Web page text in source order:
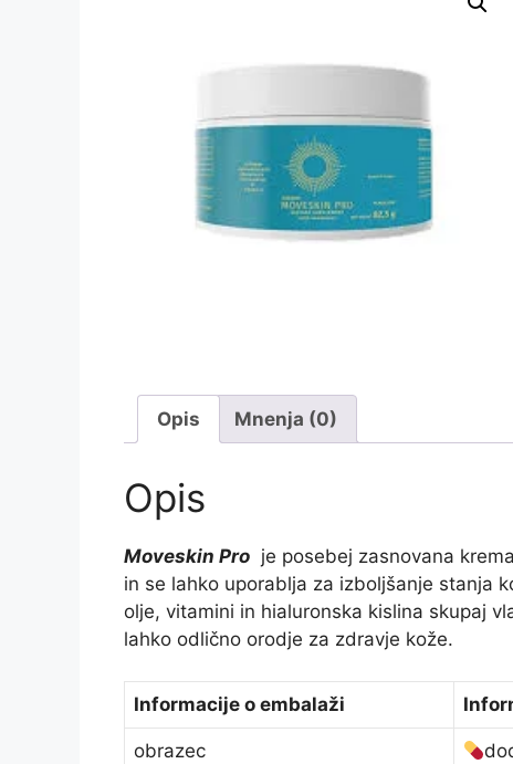
Opis Mnenja (0)
Opis
Moveskin Pro je posebej zasnovana
in se lahko uporablja za izboljšanje stanja
olje, vitamini in hialuronska kislina skupaj
lahko odlično orodje za zdravje kože.
Informacije o embalaži
obrazec